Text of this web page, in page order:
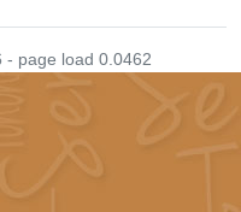
page load 0.0462